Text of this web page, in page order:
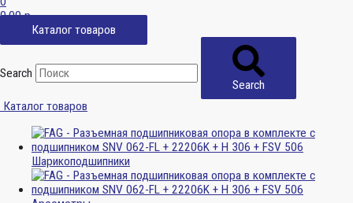
0,00р.
Каталог товаров
Search
Search
Каталог товаров
Шарикоподшипники